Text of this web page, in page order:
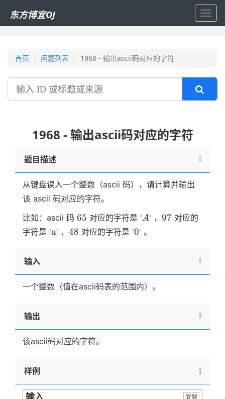
东方博宜OJ
首页 问题列表 1968 - 输出ascii码对应的字符
搜
1968 - 输出ascii码对应的字符
题目描述
从键盘读入一个整数（ascii 码），请计算并输出
该 ascii 码对应的字符。
比如：ascii 码 65
65 对应的字符是 ' A
A' ， 97
97 对应的
字符是 'a
a' ， 48
48 对应的字符是 '0
0' 。
输入
一个整数（值在ascii码表的范围内）。
输出
该ascii码对应的字符。
样例
输入
复制